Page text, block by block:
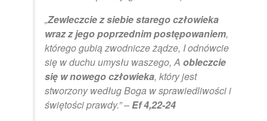
„Zewleczcie z siebie starego człowieka
wraz z jego poprzednim postępowaniem,
którego gubią zwodnicze żądze, I odnówcie
się w duchu umysłu waszego, A obleczcie
się w nowego człowieka, który jest
stworzony według Boga w sprawiedliwości i
świętości prawdy.” –Ef 4,22-24